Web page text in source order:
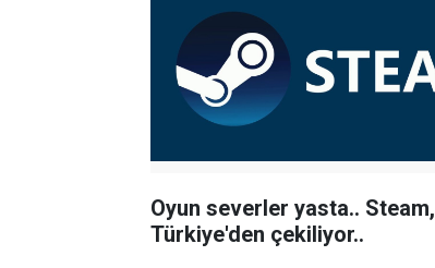
Oyun severler yasta.. Steam,
Türkiye'den çekiliyor..